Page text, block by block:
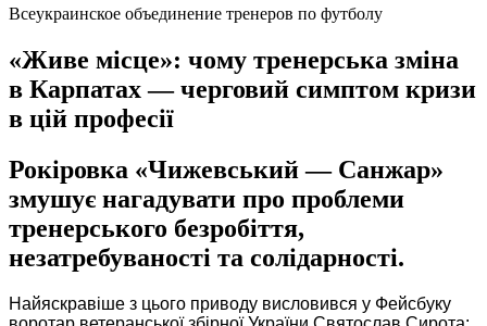
Всеукраинское объединение тренеров по футболу
«Живе місце»: чому тренерська зміна
в Карпатах — черговий симптом кризи
в цій професії
Рокіровка «Чижевський — Санжар»
змушує нагадувати про проблеми
тренерського безробіття,
незатребуваності та солідарності.
Найяскравіше з цього приводу висловився у Фейсбуку